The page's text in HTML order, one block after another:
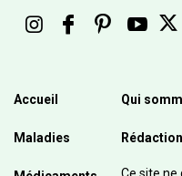
Accueil
Maladies
Qui